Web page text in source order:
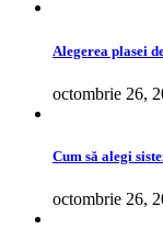
Alegerea plasei
octombrie 26,
Cum să alegi
octombrie 26,